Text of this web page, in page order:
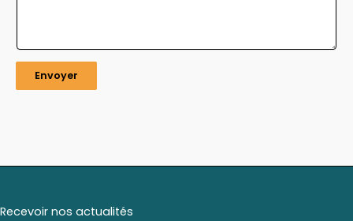
Envoyer
Recevoir nos actualités